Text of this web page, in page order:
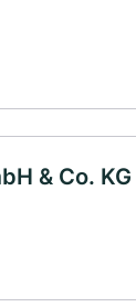
& Co. KG